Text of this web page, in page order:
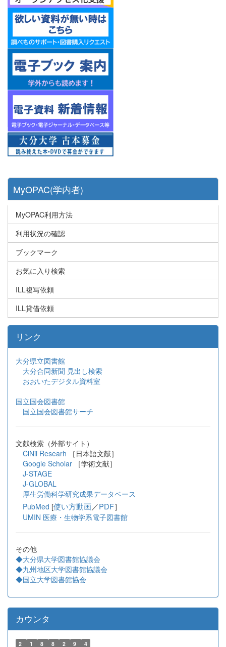
MyOPAC(学内者)
MyOPAC利用方法
利用状況の確認
ブックマーク
お気に入り検索
ILL複写依頼
ILL貸借依頼
リンク
大分県立図書館
大分合同新聞 見出し検索
おおいたデジタル資料室
国立国会図書館
国立国会図書館サーチ
文献検索（外部サイト）
CiNii Researh ［日本語文献］
Google Scholar
［学術文献］
J-STAGE
J-GLOBAL
厚生労働科学研究成果データベース
PubMed [使い方動画／PDF］
UMIN 医療・生物学系電子図書館
その他
◆大分県大学図書館協議会
◆九州地区大学図書館協議会
◆国立大学図書館協会
カウンタ
2 1 8 8 2 9 4